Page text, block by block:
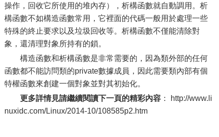
操作，回收它所使用的堆內存），析構函數就自動調用。析
構函數不如構造函數常用，它裡面的代碼一般用於處理一些
特殊的終止要求以及垃圾回收等。析構函數不僅能清除對
象，還清理對象所持有的鎖。
構造函數和析構函數是非常需要的，因為類外部的任何
函數都不能訪問類的private數據成員，因此需要類內部有個
特權函數來創建一個對象並對其初始化。
更多詳情見請繼續閱讀下一頁的精彩內容： http://www.li
nuxidc.com/Linux/2014-10/108585p2.htm